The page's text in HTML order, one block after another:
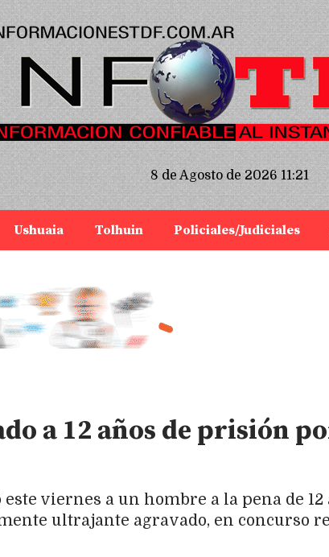
8 de Agosto de 2026 11:21
Ushuaia Tolhuin Policiales/Judiciales
a 12 años de prisión
viernes a un hombre a la pena de
ultrajante agravado, en concurso